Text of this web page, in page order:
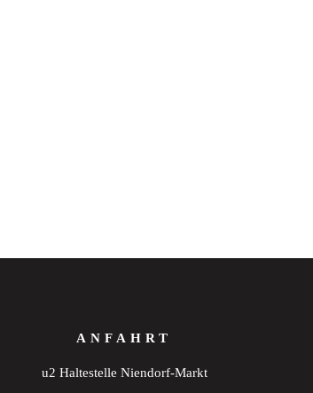
ANFAHRT
u2 Haltestelle Niendorf-Markt